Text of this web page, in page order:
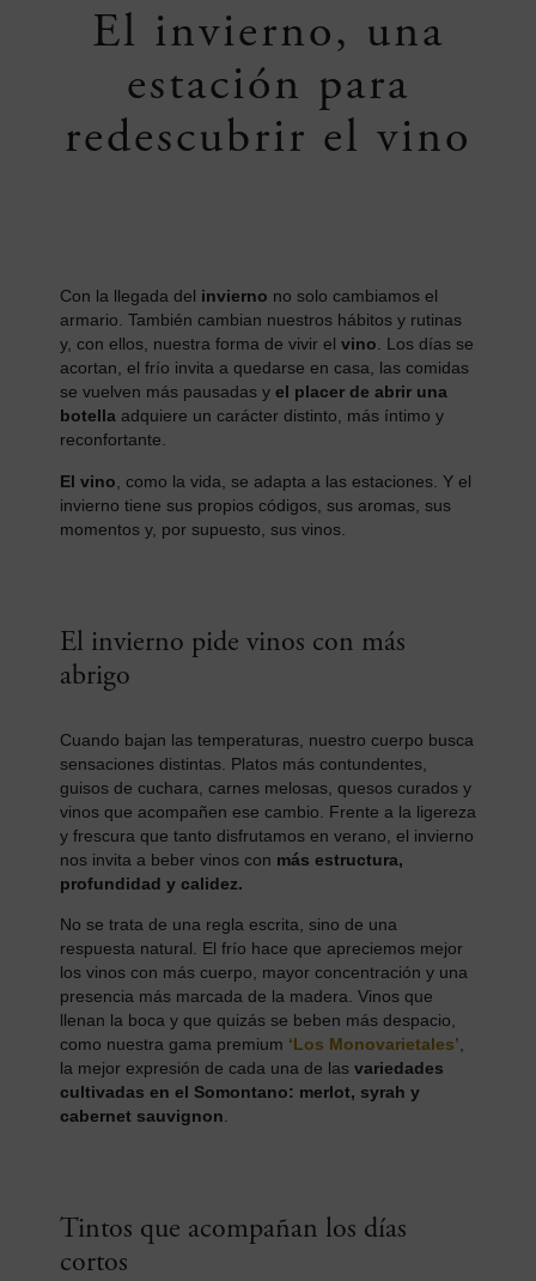
El invierno, una
estación para
redescubrir el vino
Con la llegada del invierno no solo cambiamos el
armario. También cambian nuestros hábitos y rutinas
y, con ellos, nuestra forma de vivir el vino. Los días se
acortan, el frío invita a quedarse en casa, las comidas
se vuelven más pausadas y el placer de abrir una
botella adquiere un carácter distinto, más íntimo y
reconfortante.
El vino , como la vida, se adapta a las estaciones. Y el
invierno tiene sus propios códigos, sus aromas, sus
momentos y, por supuesto, sus vinos.
El invierno pide vinos con más
abrigo
Cuando bajan las temperaturas, nuestro cuerpo busca
sensaciones distintas. Platos más contundentes,
guisos de cuchara, carnes melosas, quesos curados y
vinos que acompañen ese cambio. Frente a la ligereza
y frescura que tanto disfrutamos en verano, el invierno
nos invita a beber vinos con más estructura,
profundidad y calidez.
No se trata de una regla escrita, sino de una
respuesta natural. El frío hace que apreciemos mejor
los vinos con más cuerpo, mayor concentración y una
presencia más marcada de la madera. Vinos que
llenan la boca y que quizás se beben más despacio,
como nuestra gama premium ‘Los Monovarietales’
la mejor expresión de cada una de las variedades
cultivadas en el Somontano: merlot, syrah y
cabernet sauvignon
Tintos que acompañan los días
cortos